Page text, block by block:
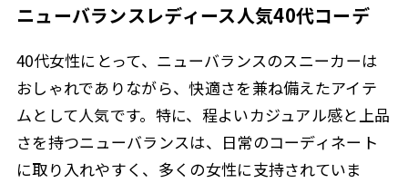
ニューバランスレディース人気40代コーデ
40代女性にとって、ニューバランスのスニーカーは
おしゃれでありながら、快適さを兼ね備えたアイテ
ムとして人気です。特に、程よいカジュアル感と上品
さを持つニューバランスは、日常のコーディネート
に取り入れやすく、多くの女性に支持されていま